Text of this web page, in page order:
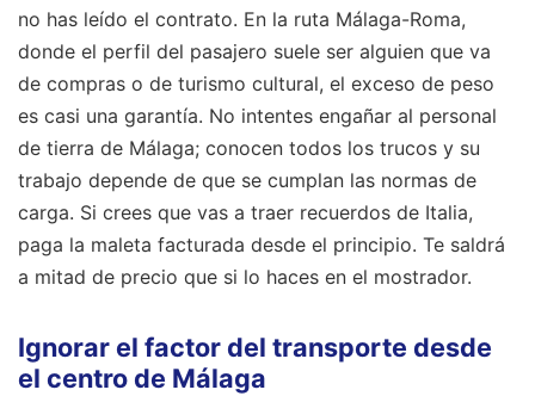
no has leído el contrato. En la ruta Málaga-Roma,
donde el perfil del pasajero suele ser alguien que va
de compras o de turismo cultural, el exceso de peso
es casi una garantía. No intentes engañar al personal
de tierra de Málaga; conocen todos los trucos y su
trabajo depende de que se cumplan las normas de
carga. Si crees que vas a traer recuerdos de Italia,
paga la maleta facturada desde el principio. Te saldrá
a mitad de precio que si lo haces en el mostrador.
Ignorar el factor del transporte desde
el centro de Málaga